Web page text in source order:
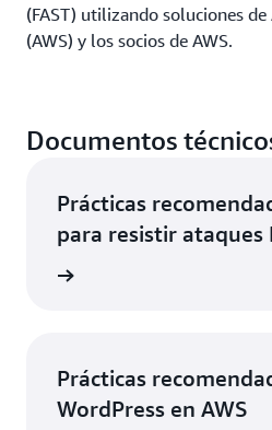
(FAST) utilizando soluciones
(AWS) y los socios de AWS.
Documentos
Prácticas
para resistir ataques
Prácticas
WordPress en AWS